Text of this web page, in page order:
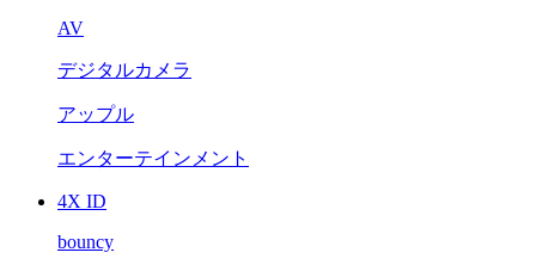
AV
デジタルカメラ
アップル
エンターテインメント
4X ID
bouncy